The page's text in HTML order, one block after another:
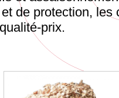
de protection, les
prix.